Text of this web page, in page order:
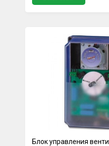
Блок управления